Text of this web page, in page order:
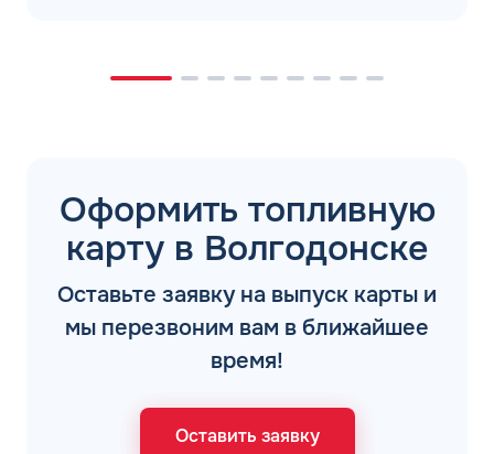
Оформить топливную
карту в Волгодонске
Оставьте заявку на выпуск карты и
мы перезвоним вам в ближайшее
время!
Оставить заявку